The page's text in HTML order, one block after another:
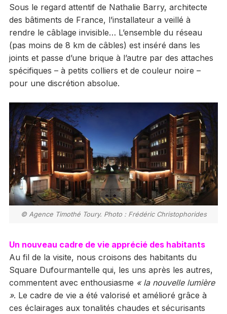
Sous le regard attentif de Nathalie Barry, architecte
des bâtiments de France, l’installateur a veillé à
rendre le câblage invisible… L’ensemble du réseau
(pas moins de 8 km de câbles) est inséré dans les
joints et passe d’une brique à l’autre par des attaches
spécifiques – à petits colliers et de couleur noire –
pour une discrétion absolue.
© Agence Timothé Toury. Photo : Frédéric Christophorides
Un nouveau cadre de vie apprécié des habitants
Au fil de la visite, nous croisons des habitants du
Square Dufourmantelle qui, les uns après les autres,
commentent avec enthousiasme « la nouvelle lumière
». Le cadre de vie a été valorisé et amélioré grâce à
ces éclairages aux tonalités chaudes et sécurisants